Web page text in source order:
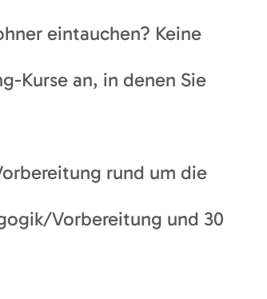
eintauchen? Keine
Kurse an, in denen Sie
rund um die
Vorbereitung und 30